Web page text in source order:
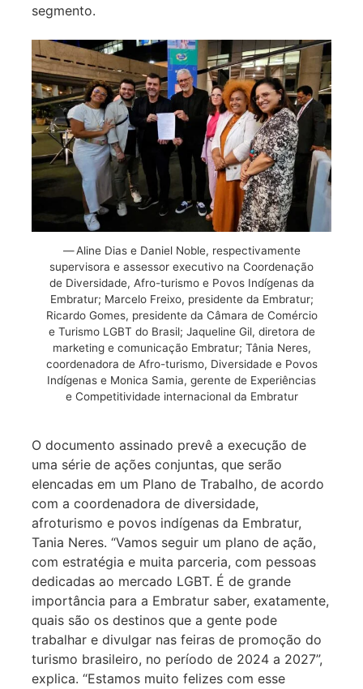
segmento.
Aline Dias e Daniel Noble, respectivamente
supervisora e assessor executivo na Coordenação
de Diversidade, Afro-turismo e Povos Indígenas da
Embratur; Marcelo Freixo, presidente da Embratur;
Ricardo Gomes, presidente da Câmara de Comércio
e Turismo LGBT do Brasil; Jaqueline Gil, diretora de
marketing e comunicação Embratur; Tânia Neres,
coordenadora de Afro-turismo, Diversidade e Povos
Indígenas e Monica Samia, gerente de Experiências
e Competitividade internacional da Embratur
O documento assinado prevê a execução de
uma série de ações conjuntas, que serão
elencadas em um Plano de Trabalho, de acordo
com a coordenadora de diversidade,
afroturismo e povos indígenas da Embratur,
Tania Neres. “Vamos seguir um plano de ação,
com estratégia e muita parceria, com pessoas
dedicadas ao mercado LGBT. É de grande
importância para a Embratur saber, exatamente,
quais são os destinos que a gente pode
trabalhar e divulgar nas feiras de promoção do
turismo brasileiro, no período de 2024 a 2027”,
explica. “Estamos muito felizes com esse